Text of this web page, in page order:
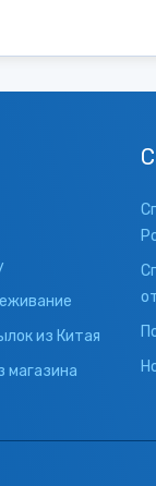
из Китая
магазина